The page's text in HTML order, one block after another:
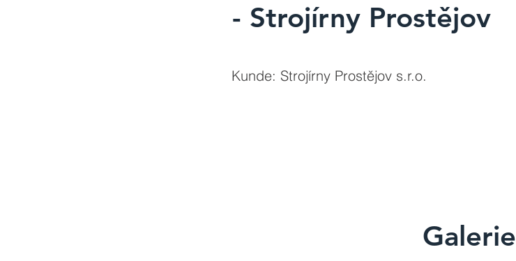
- Strojírny Prostějov
Kunde: Strojírny Prostějov s.r.o.
Galerie